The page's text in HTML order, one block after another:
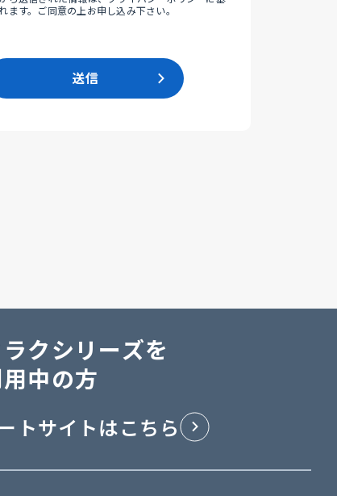
ます。ご同意の上お申し込み下さい。
送信
クシリーズを
中の方
トサイトはこちら